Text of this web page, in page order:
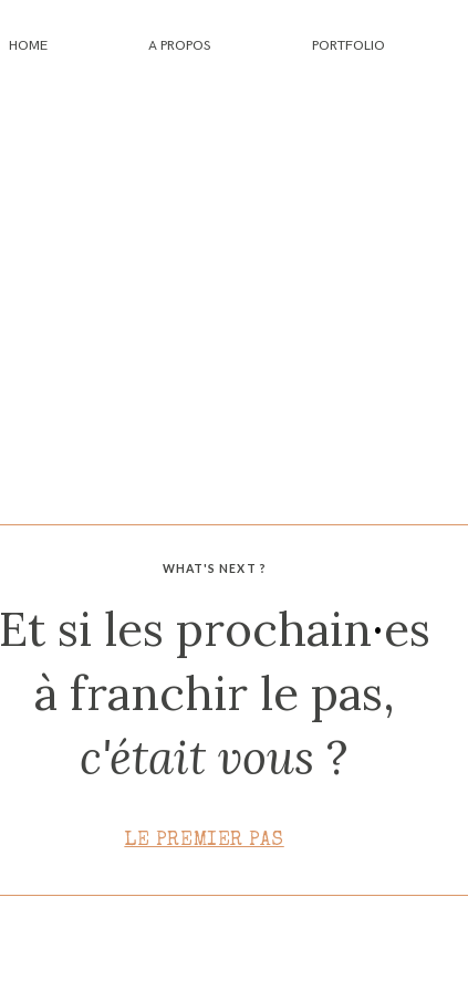
HOME A PROPOS PORTFOLIO
WHAT'S NEXT ?
Et si les prochain·es
à franchir le pas,
c'était vous ?
LE PREMIER PAS